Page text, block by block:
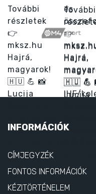
INFORMÁCIÓK
CÍMJEGYZÉK
FONTOS INFORMÁCIÓK
KÉZITÖRTÉNELEM